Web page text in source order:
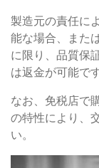
製造元の責任に
能な場合、また
に限り、品質保
は返金が可能です
なお、免税店で
の特性により、
い。